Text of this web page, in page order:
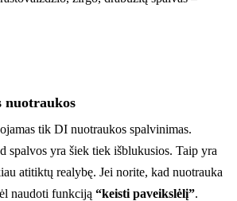
nuotraukos
tik DI nuotraukos spalvinimas.
spalvos yra šiek tiek išblukusios. Taip yra
atitiktų realybę. Jei norite, kad nuotrauka
naudoti funkciją “keisti paveikslėlį”.